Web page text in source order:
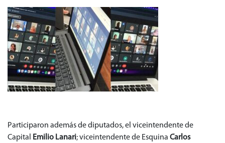
Participaron además de diputados, el viceintendente de
Capital Emilio Lanari; viceintendente de Esquina Carlos